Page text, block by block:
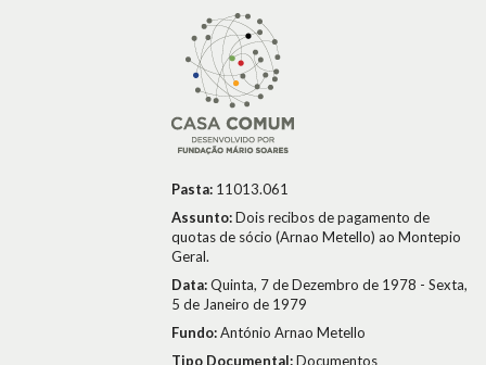
Pasta: 11013.061
Assunto:Dois recibos de pagamento de
quotas de sócio (Arnao Metello) ao Montepio
Geral.
Data:Quinta, 7 de Dezembro de 1978 - Sexta,
5 de Janeiro de 1979
Fundo:António Arnao Metello
Tipo Documental:Documentos